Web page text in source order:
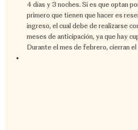
4 días y 3 noches. Si es que optan
primero que tienen que hacer es
ingreso, el cual debe de realizarse
meses de anticipación, ya que hay
Durante el mes de febrero, cierran el